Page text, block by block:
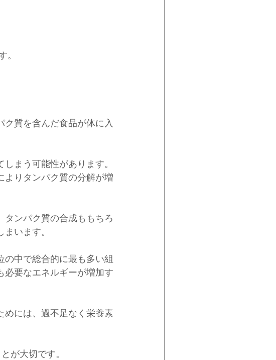
。
質を含んだ食品が体に入
まう可能性があります。
よりタンパク質の分解が増
タンパク質の合成ももちろ
います。
の中で総合的に最も多い組
必要なエネルギーが増加す
めには、過不足なく栄養素
が大切です。